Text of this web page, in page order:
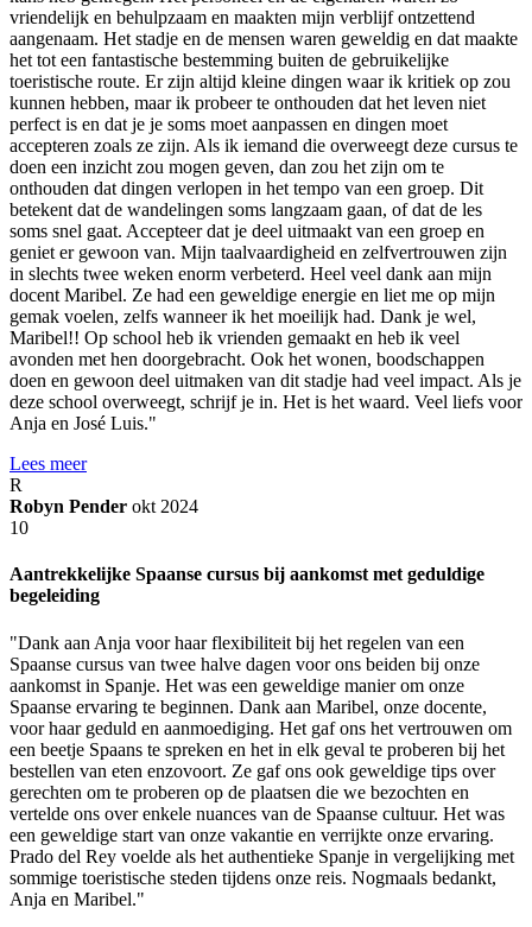
vriendelijk en behulpzaam en maakten mijn verblijf ontzettend
aangenaam. Het stadje en de mensen waren geweldig en dat maakte
het tot een fantastische bestemming buiten de gebruikelijke
toeristische route. Er zijn altijd kleine dingen waar ik kritiek op zou
kunnen hebben, maar ik probeer te onthouden dat het leven niet
perfect is en dat je je soms moet aanpassen en dingen moet
accepteren zoals ze zijn. Als ik iemand die overweegt deze cursus te
doen een inzicht zou mogen geven, dan zou het zijn om te
onthouden dat dingen verlopen in het tempo van een groep. Dit
betekent dat de wandelingen soms langzaam gaan, of dat de les
soms snel gaat. Accepteer dat je deel uitmaakt van een groep en
geniet er gewoon van. Mijn taalvaardigheid en zelfvertrouwen zijn
in slechts twee weken enorm verbeterd. Heel veel dank aan mijn
docent Maribel. Ze had een geweldige energie en liet me op mijn
gemak voelen, zelfs wanneer ik het moeilijk had. Dank je wel,
Maribel!! Op school heb ik vrienden gemaakt en heb ik veel
avonden met hen doorgebracht. Ook het wonen, boodschappen
doen en gewoon deel uitmaken van dit stadje had veel impact. Als je
deze school overweegt, schrijf je in. Het is het waard. Veel liefs voor
Anja en José Luis."
Lees meer
R
Robyn Pender okt 2024
10
Aantrekkelijke Spaanse cursus bij aankomst met geduldige
begeleiding
"Dank aan Anja voor haar flexibiliteit bij het regelen van een
Spaanse cursus van twee halve dagen voor ons beiden bij onze
aankomst in Spanje. Het was een geweldige manier om onze
Spaanse ervaring te beginnen. Dank aan Maribel, onze docente,
voor haar geduld en aanmoediging. Het gaf ons het vertrouwen om
een beetje Spaans te spreken en het in elk geval te proberen bij het
bestellen van eten enzovoort. Ze gaf ons ook geweldige tips over
gerechten om te proberen op de plaatsen die we bezochten en
vertelde ons over enkele nuances van de Spaanse cultuur. Het was
een geweldige start van onze vakantie en verrijkte onze ervaring.
Prado del Rey voelde als het authentieke Spanje in vergelijking met
sommige toeristische steden tijdens onze reis. Nogmaals bedankt,
Anja en Maribel."